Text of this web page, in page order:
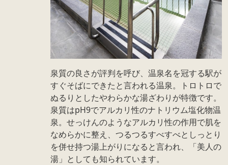
泉質の良さが評判を呼び、温泉名を冠する駅が
すぐそばにできたと言われる温泉。トロトロで
ぬるりとしたやわらかな湯ざわりが特徴です。
泉質はpH9でアルカリ性のナトリウム塩化物温
泉。せっけんのようなアルカリ性の作用で肌を
なめらかに整え、つるつるすべすべとしっとり
を併せ持つ湯上がりになると言われ、「美人の
湯」としても知られています。